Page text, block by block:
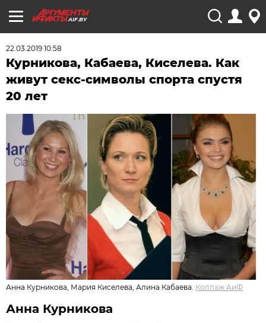
AIF.BY
22.03.2019 10:58
Курникова, Кабаева, Киселева. Как
живут секс-символы спорта спустя
20 лет
Анна Курникова, Мария Киселева, Алина Кабаева. Коллаж АиФ
Анна Курникова